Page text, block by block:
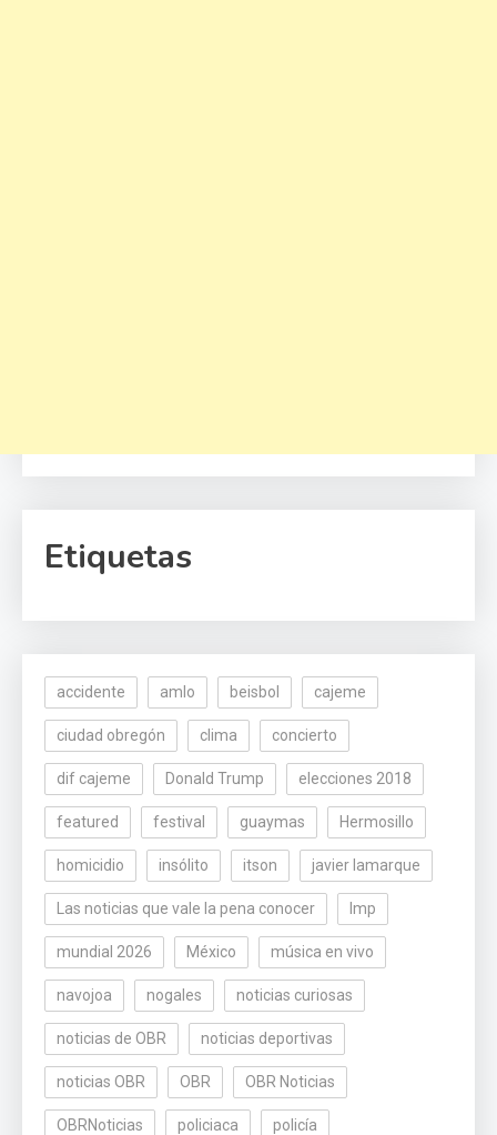
Etiquetas
accidente amlo beisbol cajeme
ciudad obregón clima concierto
dif cajeme Donald Trump elecciones 2018
featured festival guaymas Hermosillo
homicidio insólito itson javier lamarque
Las noticias que vale la pena conocer lmp
mundial 2026 México música en vivo
navojoa nogales noticias curiosas
noticias de OBR noticias deportivas
noticias OBR OBR OBR Noticias
OBRNoticias policiaca policía